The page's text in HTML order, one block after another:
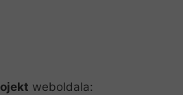
weboldala: